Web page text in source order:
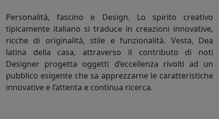
Personalità, fascino e Design. Lo spirito creativo
tipicamente italiano si traduce in creazioni innovative,
ricche di originalità, stile e funzionalità. Vesta, Dea
latina della casa, attraverso il contributo di noti
Designer progetta oggetti d’eccellenza rivolti ad un
pubblico esigente che sa apprezzarne le caratteristiche
innovative e l’attenta e continua ricerca.